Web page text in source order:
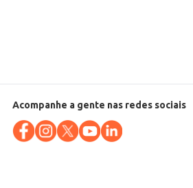
Acompanhe a gente nas redes sociais